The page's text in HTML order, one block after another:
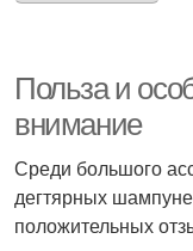
Польза и
внимание
Среди большого
дегтярных
положительных